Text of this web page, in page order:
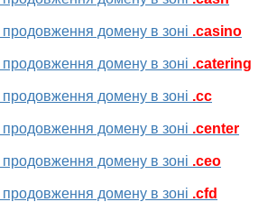
продовження домену в зоні .casino
продовження домену в зоні .catering
продовження домену в зоні .cc
продовження домену в зоні .center
продовження домену в зоні .ceo
продовження домену в зоні .cfd